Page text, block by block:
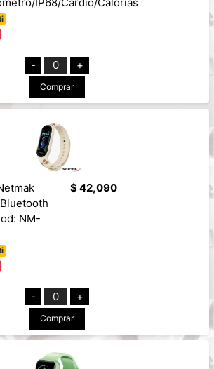
- 0 +
Comprar
NM-
$ 42,090
- 0 +
Comprar